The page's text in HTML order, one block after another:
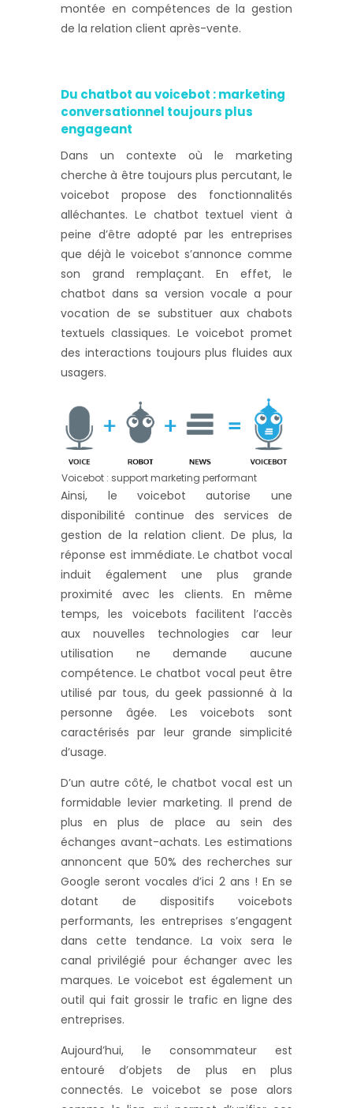
montée en compétences de la gestion
de la relation client après-vente.
Du chatbot au voicebot : marketing
conversationnel toujours plus
engageant
Dans un contexte où le marketing
cherche à être toujours plus percutant, le
voicebot propose des fonctionnalités
alléchantes. Le chatbot textuel vient à
peine d’être adopté par les entreprises
que déjà le voicebot s’annonce comme
son grand remplaçant. En effet, le
chatbot dans sa version vocale a pour
vocation de se substituer aux chabots
textuels classiques. Le voicebot promet
des interactions toujours plus fluides aux
usagers.
Voicebot : support marketing performant
Ainsi, le voicebot autorise une
disponibilité continue des services de
gestion de la relation client. De plus, la
réponse est immédiate. Le chatbot vocal
induit également une plus grande
proximité avec les clients. En même
temps, les voicebots facilitent l’accès
aux nouvelles technologies car leur
utilisation ne demande aucune
compétence. Le chatbot vocal peut être
utilisé par tous, du geek passionné à la
personne âgée. Les voicebots sont
caractérisés par leur grande simplicité
d’usage.
D’un autre côté, le chatbot vocal est un
formidable levier marketing. Il prend de
plus en plus de place au sein des
échanges avant-achats. Les estimations
annoncent que 50% des recherches sur
Google seront vocales d’ici 2 ans ! En se
dotant de dispositifs voicebots
performants, les entreprises s’engagent
dans cette tendance. La voix sera le
canal privilégié pour échanger avec les
marques. Le voicebot est également un
outil qui fait grossir le trafic en ligne des
entreprises.
Aujourd’hui, le consommateur est
entouré d’objets de plus en plus
connectés. Le voicebot se pose alors